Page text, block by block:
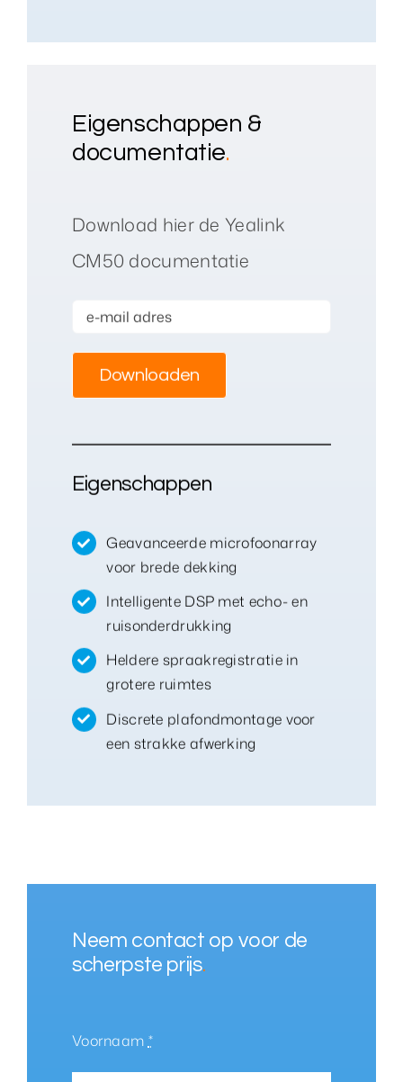
Eigenschappen &
documentatie.
Download hier de Yealink
CM50 documentatie
Eigenschappen
Geavanceerde microfoonarray
voor brede dekking
Intelligente DSP met echo- en
ruisonderdrukking
Heldere spraakregistratie in
grotere ruimtes
Discrete plafondmontage voor
een strakke afwerking
Neem contact op voor de
scherpste prijs.
Voornaam *